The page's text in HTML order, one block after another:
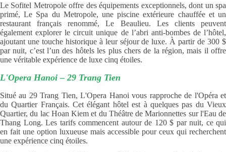
Le Sofitel Metropole offre des équipements exceptionnels, dont un spa
primé, Le Spa du Metropole, une piscine extérieure chauffée et un
restaurant français renommé, Le Beaulieu. Les clients peuvent
également explorer le circuit unique de l’abri anti-bombes de l’hôtel,
ajoutant une touche historique à leur séjour de luxe. À partir de 300 $
par nuit, c’est l’un des hôtels les plus chers de la région, mais il offre
une véritable expérience de luxe cinq étoiles.
L'Opera Hanoi – 29 Trang Tien
Situé au 29 Trang Tien, L'Opera Hanoi vous rapproche de l'Opéra et
du Quartier Français. Cet élégant hôtel est à quelques pas du Vieux
Quartier, du lac Hoan Kiem et du Théâtre de Marionnettes sur l'Eau de
Thang Long. Les tarifs commencent autour de 120 $ par nuit, ce qui
en fait une option luxueuse mais accessible pour ceux qui recherchent
une expérience cinq étoiles.